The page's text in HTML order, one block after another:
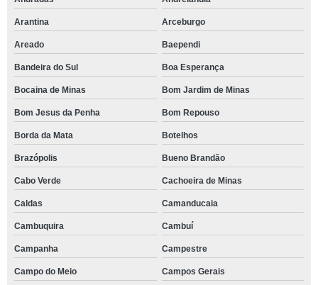
Arantina Arceburgo
Areado Baependi
Bandeira do Sul Boa Esperança
Bocaina de Minas Bom Jardim de Minas
Bom Jesus da Penha Bom Repouso
Borda da Mata Botelhos
Brazópolis Bueno Brandão
Cabo Verde Cachoeira de Minas
Caldas Camanducaia
Cambuquira Cambuí
Campanha Campestre
Campo do Meio Campos Gerais